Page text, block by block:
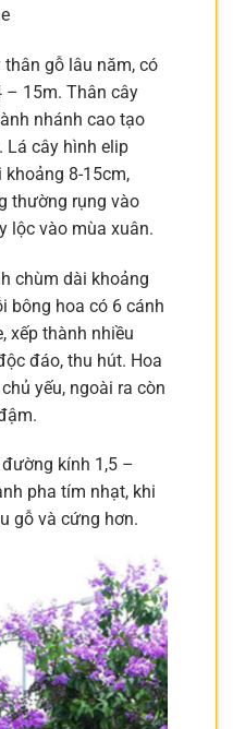
gỗ lâu năm, có
– 15m. Thân cây
nhánh cao tạo
Lá cây hình elip
khoảng 8-15cm,
thường rụng vào
lộc vào mùa xuân.
chùm dài khoảng
bông hoa có 6 cánh
xếp thành nhiều
đáo, thu hút. Hoa
yếu, ngoài ra còn
kính 1,5 –
pha tím nhạt, khi
gỗ và cứng hơn.